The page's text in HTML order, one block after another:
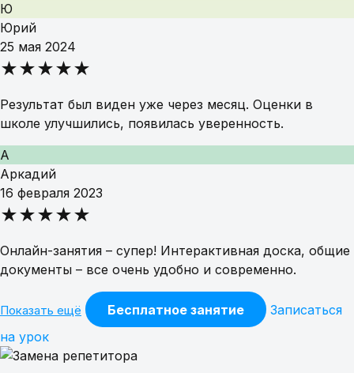
Ю
Юрий
25 мая 2024
★★★★★
Результат был виден уже через месяц. Оценки в
школе улучшились, появилась уверенность.
А
Аркадий
16 февраля 2023
★★★★★
Онлайн-занятия – супер! Интерактивная доска, общие
документы – все очень удобно и современно.
Показать ещё Бесплатное занятие
Записаться
на урок